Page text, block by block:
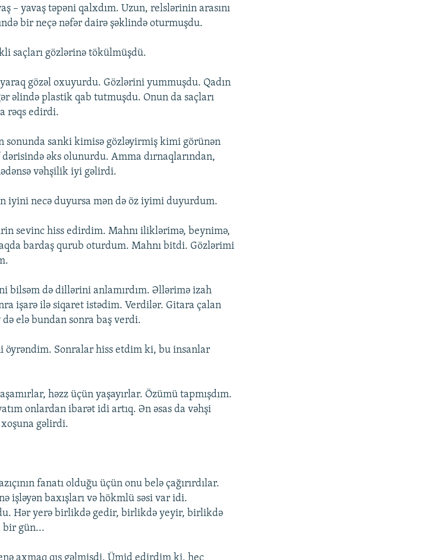
– yavaş təpəni qalxdım. Uzun, relslərinin arasını
bir neçə nəfər dairə şəklində oturmuşdu.
saçları gözlərinə tökülmüşdü.
gözəl oxuyurdu. Gözlərini yummuşdu. Qadın
əlində plastik qab tutmuşdu. Onun da saçları
rəqs edirdi.
sonunda sanki kimisə gözləyirmiş kimi görünən
dərisində əks olunurdu. Amma dırnaqlarından,
vəhşilik iyi gəlirdi.
iyini necə duyursa mən də öz iyimi duyurdum.
sevinc hiss edirdim. Mahnı iliklərimə, beynimə,
bardaş qurub oturdum. Mahnı bitdi. Gözlərimi
bilsəm də dillərini anlamırdım. Əllərimə izah
işarə ilə siqaret istədim. Verdilər. Gitara çalan
elə bundan sonra baş verdi.
öyrəndim. Sonralar hiss etdim ki, bu insanlar
həzz üçün yaşayırlar. Özümü tapmışdım.
onlardan ibarət idi artıq. Ən əsas da vəhşi
gəlirdi.
fanatı olduğu üçün onu belə çağırırdılar.
işləyən baxışları və hökmlü səsi var idi.
Hər yerə birlikdə gedir, birlikdə yeyir, birlikdə
bir gün...